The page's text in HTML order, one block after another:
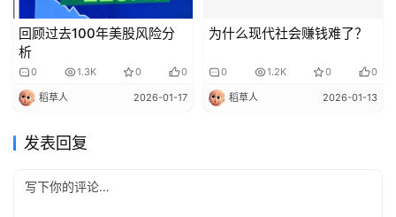
回顾过去100年美股风险分
析
0 1.3K 0 0
稻草人 2026-01-17
为什么现代社会赚钱难了？
0 1.2K 0 0
稻草人 2026-01-13
发表回复